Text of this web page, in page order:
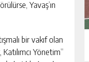
Yavaş’ın
bir vakıf olan
Yönetim”